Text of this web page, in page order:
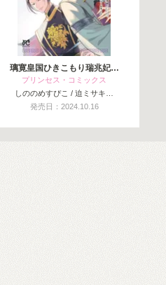
璃寛皇国ひきこもり瑞兆妃…
プリンセス・コミックス
しののめすぴこ / 迫ミサキ…
発売日：2024.10.16